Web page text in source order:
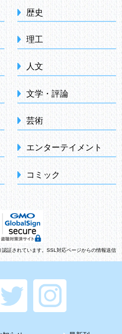
歴史
理工
人文
文学・評論
芸術
エンターテイメント
コミック
証されています。SSL対応ページからの情報送信